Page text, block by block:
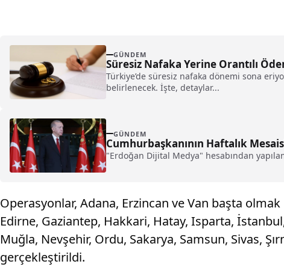
GÜNDEM
Süresiz Nafaka Yerine Orantılı
Türkiye’de süresiz nafaka dönemi sona
belirlenecek. İşte, detaylar...
GÜNDEM
Cumhurbaşkanının Haftalık
"Erdoğan Dijital Medya" hesabından
Operasyonlar, Adana, Erzincan ve Van başta
Edirne, Gaziantep, Hakkari, Hatay, Isparta,
Muğla, Nevşehir, Ordu, Sakarya, Samsun, Sivas,
gerçekleştirildi.